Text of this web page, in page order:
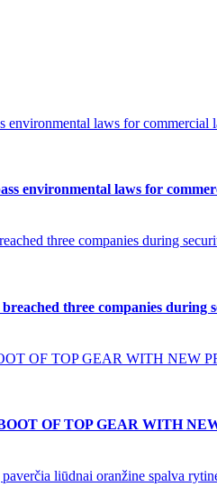
environmental laws for commercial
environmental laws for
three companies during
three companies during
OF TOP GEAR WITH NEW
OF TOP GEAR WITH
liūdnai oranžine spalva